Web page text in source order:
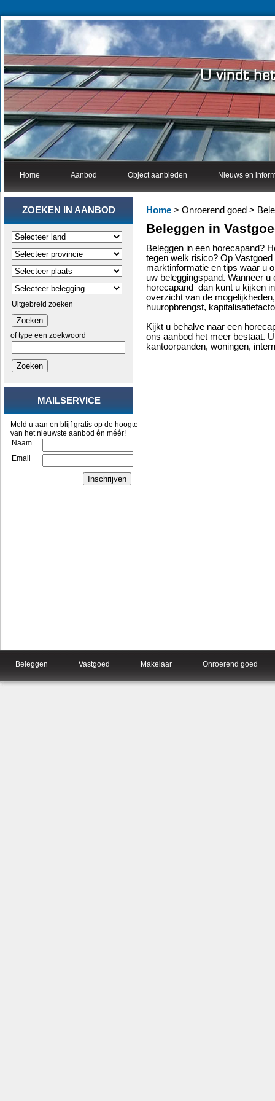
Home Aanbod Object aanbieden Nieuws en
ZOEKEN IN AANBOD
Uitgebreid zoeken
Zoeken
of type een zoekwoord
Zoeken
MAILSERVICE
Meld u aan en blijf gratis op de hoogte
van het nieuwste aanbod én méér!
Naam
Email
Inschrijven
Home > Onroerend goed >
Beleggen in
Beleggen in een horecapand?
tegen welk risico? Op
marktinformatie en tips waar u
uw beleggingspand. Wanneer
horecapand dan kunt u kijken
overzicht van de
huuropbrengst,
Kijkt u behalve naar een
ons aanbod het meer bestaat.
kantoorpanden, woningen,
Beleggen Vastgoed Makelaar Onroerend goed